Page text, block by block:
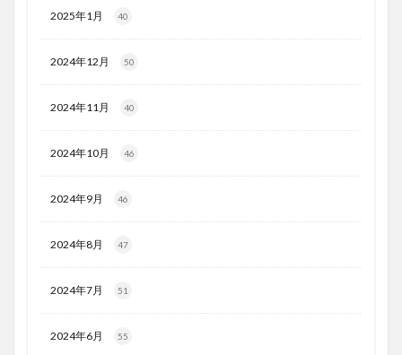
2025年1月 40
2024年12月 50
2024年11月 40
2024年10月 46
2024年9月 46
2024年8月 47
2024年7月 51
2024年6月 55